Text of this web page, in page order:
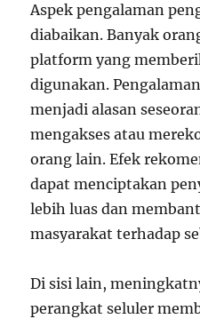
Aspek pengalaman
diabaikan. Banyak
platform yang
digunakan.
menjadi alasan
mengakses atau
orang lain. Efek
dapat menciptakan
lebih luas dan
masyarakat terhadap
Di sisi lain,
perangkat seluler